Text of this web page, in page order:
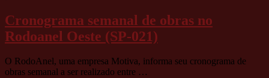
Cronograma semanal de obras no
Rodoanel Oeste (SP-021)
O RodoAnel, uma empresa Motiva, informa seu cronograma de
obras semanal a ser realizado entre …